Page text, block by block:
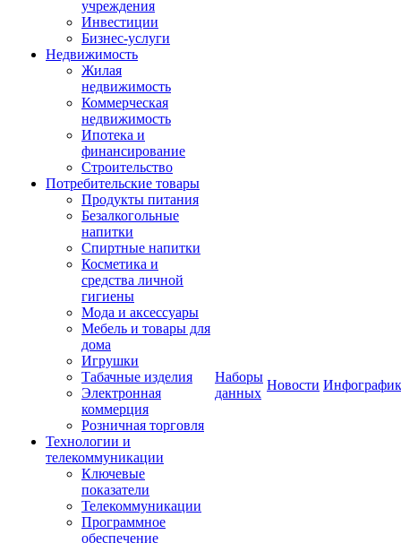
учреждения
Инвестиции
Бизнес-услуги
Недвижимость
Жилая
недвижимость
Коммерческая
недвижимость
Ипотека и
финансирование
Строительство
Потребительские товары
Продукты питания
Безалкогольные
напитки
Спиртные напитки
Косметика и
средства личной
гигиены
Мода и аксессуары
Мебель и товары для
дома
Игрушки
Табачные изделия
Электронная
коммерция
Розничная торговля
Технологии и
телекоммуникации
Ключевые
показатели
Телекоммуникации
Программное
обеспечение
Наборы
данных
Новости